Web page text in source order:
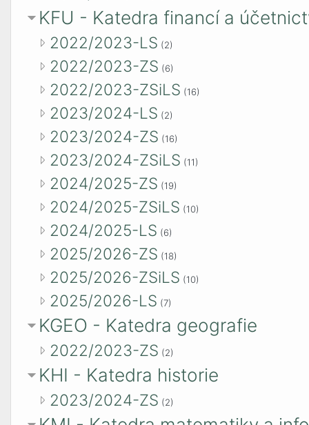
KFU - Katedra financí a
2022/2023-LS (2)
2022/2023-ZS (6)
2022/2023-ZSiLS (16)
2023/2024-LS (2)
2023/2024-ZS (16)
2023/2024-ZSiLS (11)
2024/2025-ZS (19)
2024/2025-ZSiLS (10)
2024/2025-LS (6)
2025/2026-ZS (18)
2025/2026-ZSiLS (10)
2025/2026-LS (7)
KGEO - Katedra geografie
2022/2023-ZS (2)
KHI - Katedra historie
2023/2024-ZS (2)